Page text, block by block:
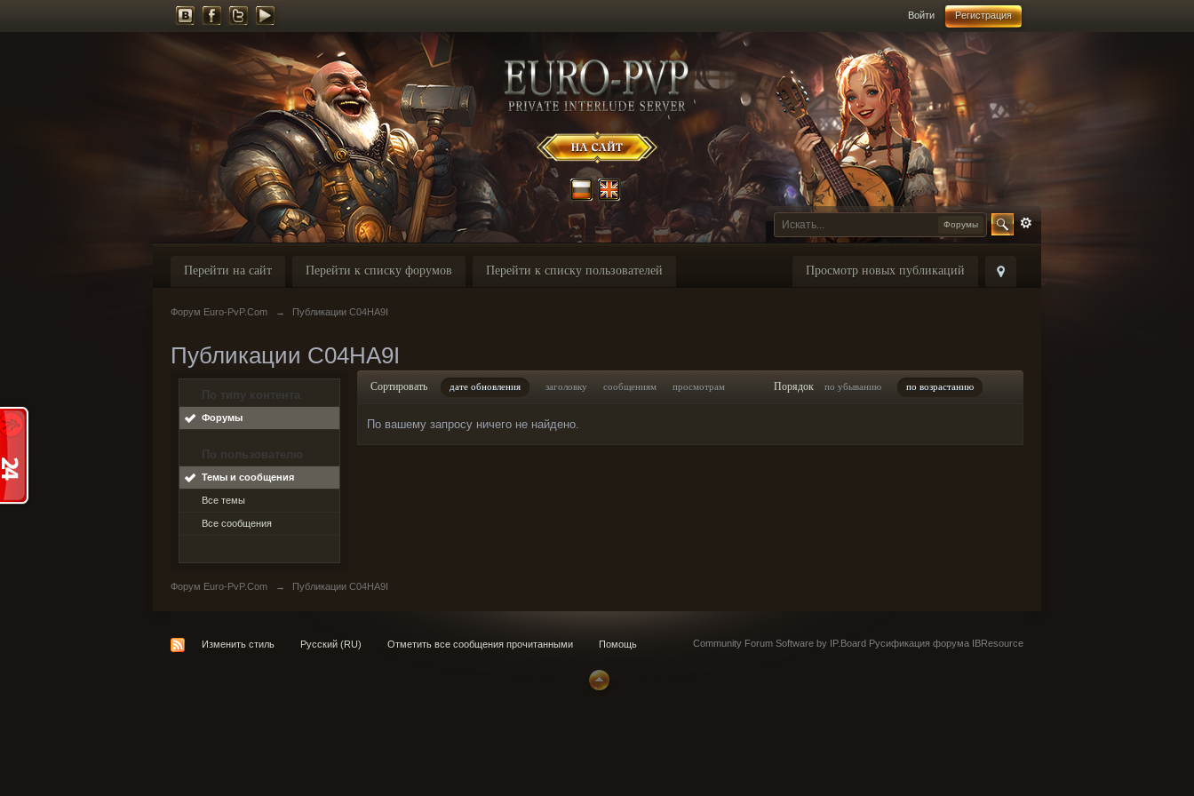
Войти Регистрация
Форумы
Просмотр новых публикаций
Перейти на сайт Перейти к списку форумов Перейти к списку пользователей
Форум Euro-PvP.Com → Публикации C04HA9I
Публикации C04HA9I
По типу контента
Форумы
По пользователю
Темы и сообщения
Все темы
Все сообщения
Сортировать дате обновления заголовку сообщениям просмотрам Порядок по убыванию по возрастанию
По вашему запросу ничего не найдено.
Форум Euro-PvP.Com → Публикации C04HA9I
Изменить стиль Русский (RU) Отметить все сообщения прочитанными Помощь Community Forum Software by IP.Board Русификация форума IBResource